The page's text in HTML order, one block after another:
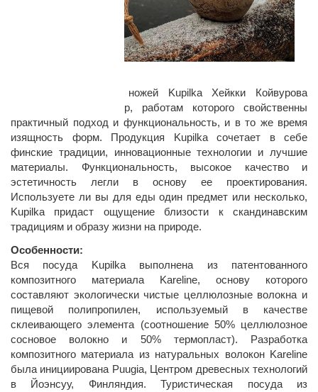
Дизайнер посуды и ножей Kupilka Хейкки Койвурова
известен как инженер, работам которого свойственны
практичный подход и функциональность, и в то же время
изящность форм. Продукция Kupilka сочетает в себе
финские традиции, инновационные технологии и лучшие
материалы. Функциональность, высокое качество и
эстетичность легли в основу ее проектирования.
Используете ли вы для еды один предмет или несколько,
Kupilka придаст ощущение близости к скандинавским
традициям и образу жизни на природе.
Особенности:
Вся посуда Kupilka выполнена из патентованного
композитного материала Kareline, основу которого
составляют экологически чистые целлюлозные волокна и
пищевой полипропилен, используемый в качестве
склеивающего элемента (соотношение 50% целлюлозное
сосновое волокно и 50% термопласт). Разработка
композитного материала из натуральных волокон Kareline
была инициирована Puugia, Центром древесных технологий
в Йоэнсуу, Финляндия. Туристическая посуда из